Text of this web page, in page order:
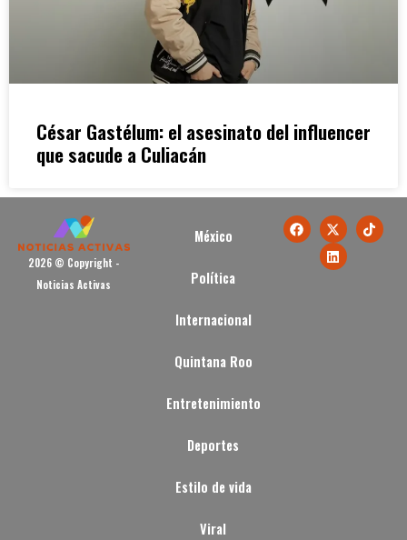
César Gastélum: el asesinato del influencer
que sacude a Culiacán
2026 © Copyright -
Noticias Activas
México
Política
Internacional
Quintana Roo
Entretenimiento
Deportes
Estilo de vida
Viral